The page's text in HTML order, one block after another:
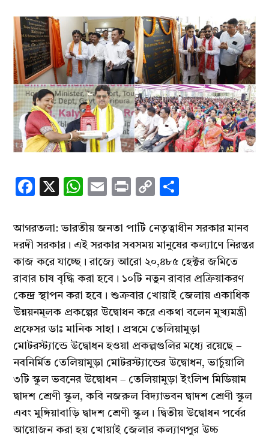
Facebook
X WhatsApp
EmailPrintCopy
আগরতলা: ভারতীয় জনতা পার্টি নেতৃত্বাধীন সরকার মানব
দরদী সরকার। এই সরকার সবসময় মানুষের কল্যাণে নিরন্তর
কাজ করে যাচ্ছে। রাজ্যে আরো ২০,৪৮৫ হেক্টর জমিতে
রাবার চাষ বৃদ্ধি করা হবে। ১০টি নতুন রাবার প্রক্রিয়াকরণ
কেন্দ্র স্থাপন করা হবে। শুক্রবার খোয়াই জেলায় একাধিক
উন্নয়নমূলক প্রকল্পের উদ্বোধন করে একথা বলেন মুখ্যমন্ত্রী
প্রফেসর ডাঃ মানিক সাহা। প্রথমে তেলিয়ামুড়া
মোটরস্ট্যান্ডে উদ্বোধন হওয়া প্রকল্পগুলির মধ্যে রয়েছে –
নবনির্মিত তেলিয়ামুড়া মোটরস্ট্যান্ডের উদ্বোধন, ভার্চুয়ালি
৩টি স্কুল ভবনের উদ্বোধন – তেলিয়ামুড়া ইংলিশ মিডিয়াম
দ্বাদশ শ্রেণী স্কুল, কবি নজরুল বিদ্যাভবন দ্বাদশ শ্রেণী স্কুল
এবং মুঙ্গিয়াবাড়ি দ্বাদশ শ্রেণী স্কুল। দ্বিতীয় উদ্বোধন পর্বের
আয়োজন করা হয় খোয়াই জেলার কল্যাণপুর উচ্চ